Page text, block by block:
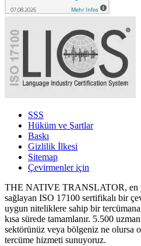
SSS
Hüküm ve Şartlar
Baskı
Gizlilik İlkesi
Sitemap
Çevirmenler için
THE NATIVE TRANSLATOR, en
sağlayan ISO 17100 sertifikalı bir
uygun niteliklere sahip bir
kısa sürede tamamlanır. 5.500
sektörünüz veya bölgeniz ne olursa
tercüme hizmeti sunuyoruz.